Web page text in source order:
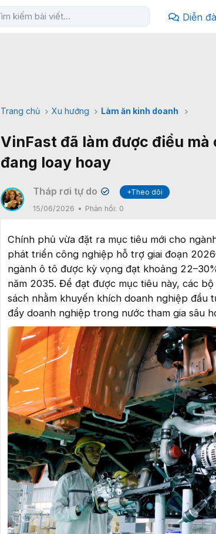
Diễn
Trang chủ Xu hướng Làm ăn kinh doanh
VinFast đã làm được điều
đang loay hoay
Tháp rơi tự do ✔
+Theo dõi
15/06/2026
Phản hồi: 0
Chính phủ vừa đặt ra mục tiêu mới cho
phát triển công nghiệp hỗ trợ giai đoạn
ngành ô tô được kỳ vọng đạt khoảng
năm 2035. Để đạt được mục tiêu này, các
sách nhằm khuyến khích doanh nghiệp
đẩy doanh nghiệp trong nước tham gia sâu